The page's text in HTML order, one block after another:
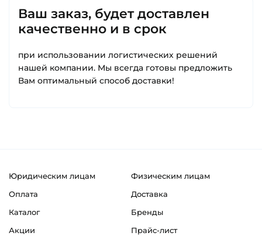
Ваш заказ, будет доставлен
качественно и в срок
при использовании логистических решений
нашей компании. Мы всегда готовы предложить
Вам оптимальный способ доставки!
Юридическим лицам
Физическим лицам
Оплата
Доставка
Каталог
Бренды
Акции
Прайс-лист